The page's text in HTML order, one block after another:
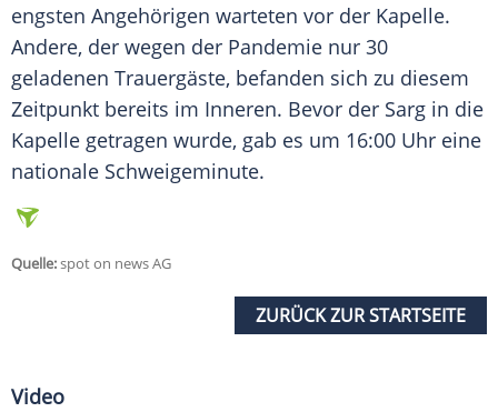
engsten Angehörigen warteten vor der Kapelle.
Andere, der wegen der Pandemie nur 30
geladenen Trauergäste, befanden sich zu diesem
Zeitpunkt bereits im Inneren. Bevor der Sarg in die
Kapelle getragen wurde, gab es um 16:00 Uhr eine
nationale Schweigeminute.
Quelle:spot on news AG
ZURÜCK ZUR STARTSEITE
Video